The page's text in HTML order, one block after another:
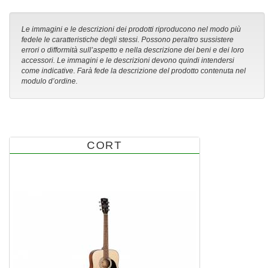
Le immagini e le descrizioni dei prodotti riproducono nel modo più
fedele le caratteristiche degli stessi. Possono peraltro sussistere
errori o difformità sull’aspetto e nella descrizione dei beni e dei loro
accessori. Le immagini e le descrizioni devono quindi intendersi
come indicative. Farà fede la descrizione del prodotto contenuta nel
modulo d’ordine.
CORT